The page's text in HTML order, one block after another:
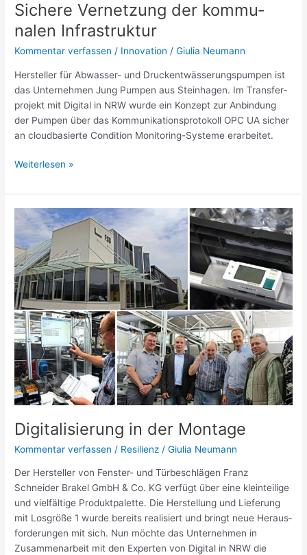
Sichere Vernet­zung der kommu­
nalen Infra­struktur
Kommentar verfassen / Innovation /Giulia Neumann
Hersteller für Abwasser- und Druck­ent­wäs­se­rungs­pumpen ist
das Unter­nehmen Jung Pumpen aus Stein­hagen. Im Trans­fer­
pro­jekt mit Digital in NRW wurde ein Konzept zur Anbindung
der Pumpen über das Kommu­ni­ka­ti­ons­pro­to­koll OPC UA sicher
an cloud­ba­sierte Condition Moni­to­ring-Systeme erar­beitet.
Weiterlesen »
Digi­ta­li­sie­rung in der Montage
Kommentar verfassen / Resilienz /Giulia Neumann
Der Hersteller von Fenster- und Türbe­schlägen Franz
Schneider Brakel GmbH & Co. KG verfügt über eine klein­tei­lige
und viel­fäl­tige Produkt­pa­lette. Die Herstel­lung und Lieferung
mit Losgröße 1 wurde bereits reali­siert und bringt neue Heraus­
for­de­rungen mit sich. Nun möchte das Unter­nehmen in
Zusam­men­ar­beit mit den Experten von Digital in NRW die
Digi­
li­
sie­
rung
in
der
Montage